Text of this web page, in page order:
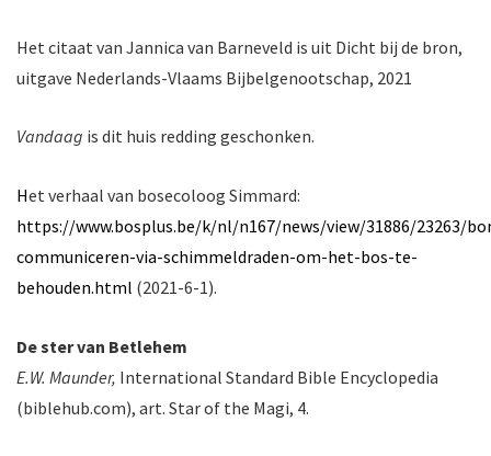
Het citaat van Jannica van Barneveld is uit Dicht bij de bron,
uitgave Nederlands-Vlaams Bijbelgenootschap, 2021
Vandaag is dit huis redding geschonken.
Het verhaal van bosecoloog Simmard:
https://www.bosplus.be/k/nl/n167/news/view/31886/23263/
communiceren-via-schimmeldraden-om-het-bos-te-
behouden.html (2021-6-1).
De ster van Betlehem
E.W. Maunder, International Standard Bible Encyclopedia
(biblehub.com), art. Star of the Magi, 4.